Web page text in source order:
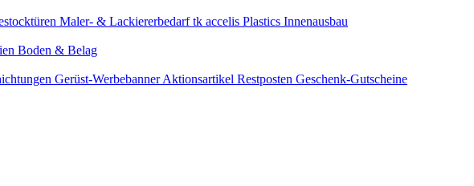
Maler- & Lackiererbedarftk accelis Plastics Innenausbau
Boden & Belag
Gerüst-WerbebannerAktionsartikel Restposten Geschenk-Gutscheine